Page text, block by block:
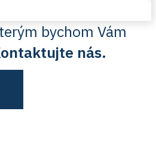
bychom Vám
nás.